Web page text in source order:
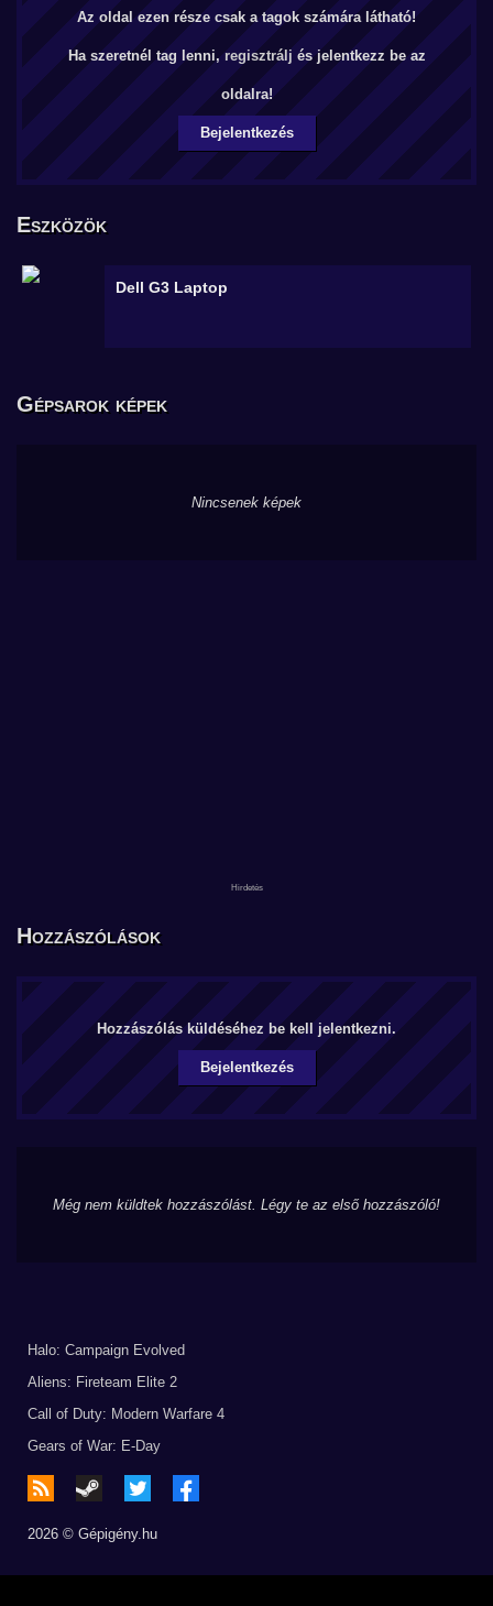
Az oldal ezen része csak a tagok számára látható!
Ha szeretnél tag lenni, regisztrálj és jelentkezz be az
oldalra!
Bejelentkezés
Eszközök
Dell G3 Laptop
Gépsarok képek
Nincsenek képek
Hozzászólások
Hozzászólás küldéséhez be kell jelentkezni.
Bejelentkezés
Még nem küldtek hozzászólást. Légy te az első hozzászóló!
Halo: Campaign Evolved
Aliens: Fireteam Elite 2
Call of Duty: Modern Warfare 4
Gears of War: E-Day
2026 © Gépigény.hu